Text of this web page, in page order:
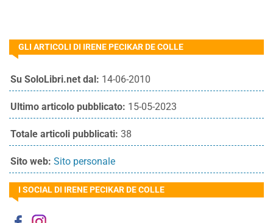
GLI ARTICOLI DI IRENE PECIKAR DE COLLE
Su SoloLibri.net dal: 14-06-2010
Ultimo articolo pubblicato: 15-05-2023
Totale articoli pubblicati: 38
Sito web: Sito personale
I SOCIAL DI IRENE PECIKAR DE COLLE